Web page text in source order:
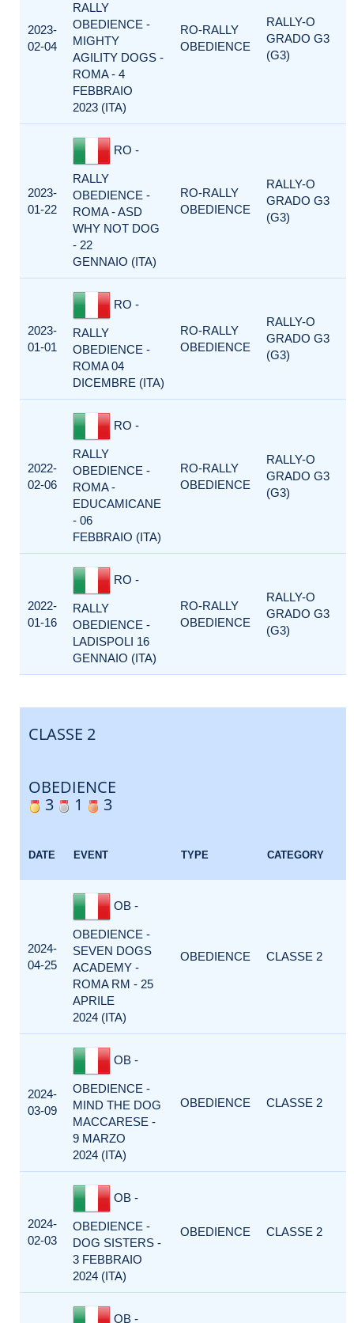
2023-
02-04
RALLY
OBEDIENCE -
MIGHTY
AGILITY DOGS -
ROMA - 4
FEBBRAIO
2023 (ITA)
RO-RALLY
OBEDIENCE
RALLY-O
GRADO G3
(G3)
2023-
01-22
RO -
RALLY
OBEDIENCE -
ROMA - ASD
WHY NOT DOG
- 22
GENNAIO (ITA)
RO-RALLY
OBEDIENCE
RALLY-O
GRADO G3
(G3)
2023-
01-01
RO -
RALLY
OBEDIENCE -
ROMA 04
DICEMBRE (ITA)
RO-RALLY
OBEDIENCE
RALLY-O
GRADO G3
(G3)
2022-
02-06
RO -
RALLY
OBEDIENCE -
ROMA -
EDUCAMICANE
- 06
FEBBRAIO (ITA)
RO-RALLY
OBEDIENCE
RALLY-O
GRADO G3
(G3)
2022-
01-16
RO -
RALLY
OBEDIENCE -
LADISPOLI 16
GENNAIO (ITA)
RO-RALLY
OBEDIENCE
RALLY-O
GRADO G3
(G3)
CLASSE 2
OBEDIENCE
3
1 3
DATE EVENT TYPE CATEGORY
2024-
04-25
OB -
OBEDIENCE -
SEVEN DOGS
ACADEMY -
ROMA RM - 25
APRILE
2024 (ITA)
OBEDIENCE CLASSE 2
2024-
03-09
OB -
OBEDIENCE -
MIND THE DOG
MACCARESE -
9 MARZO
2024 (ITA)
OBEDIENCE CLASSE 2
2024-
02-03
OB -
OBEDIENCE -
DOG SISTERS -
3 FEBBRAIO
2024 (ITA)
OBEDIENCE CLASSE 2
OB -